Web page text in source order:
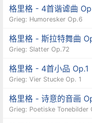
格里格 - 4首谐谑曲
Grieg: Humoresker Op.6
格里格 - 斯拉特舞曲
Grieg: Slatter Op.72
格里格 - 4首小品 Op.1
Grieg: Vier Stucke Op. 1
格里格 - 诗意的音画
Grieg: Poetiske Tonebilder